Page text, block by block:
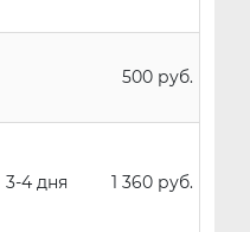
500 руб.
3-4 дня 1 360 руб.